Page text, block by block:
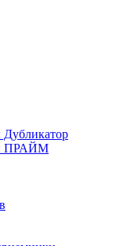
Дубликатор
ПРАЙМ